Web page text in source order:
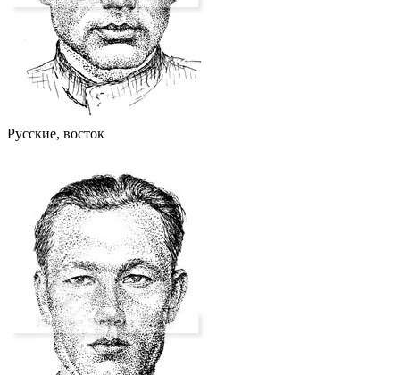
Русские, восток